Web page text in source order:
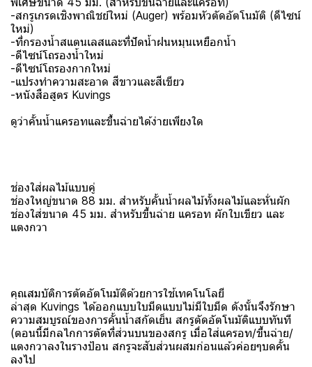
-สกรูเกรดเชิงพาณิชย์ใหม่ (Auger) พร้อมหัวตัดอัตโนมัติ (ดีไซน์
ใหม่)
-ที่กรองน้ำสแตนเลสและที่ปัดน้ำฝนหมุนเหยือกน้ำ
-ดีไซน์โถรองน้ำใหม่
-ดีไซน์โถรองกากใหม่
-แปรงทําความสะอาด สีขาวและสีเขียว
-หนังสือสูตร Kuvings
ดูว่าคั้นน้ำแครอทและขึ้นฉ่ายได้ง่ายเพียงใด
ช่องใส่ผลไม้แบบคู่
ช่องใหญ่ขนาด 88 มม. สำหรับคั้นน้ำผลไม้ทั้งผลไม้และหั่นผัก
ช่องใส่ขนาด 45 มม. สำหรับขึ้นฉ่าย แครอท ผักใบเขียว และ
แตงกวา
คุณสมบัติการตัดอัตโนมัติด้วยการใช้เทคโนโลยี
ล่าสุด Kuvings ได้ออกแบบใบมีดแบบไม่มีใบมีด ดังนั้นจึงรักษา
ความสมบูรณ์ของการคั้นน้ำสกัดเย็น สกรูตัดอัตโนมัติแบบทันที
(ตอนนี้มีกลไกการตัดที่ส่วนบนของสกรู เมื่อใส่แครอท/ขึ้นฉ่าย/
แตงกวาลงในรางป้อน สกรูจะสับส่วนผสมก่อนแล้วค่อยๆบดคั้น
ลงไป